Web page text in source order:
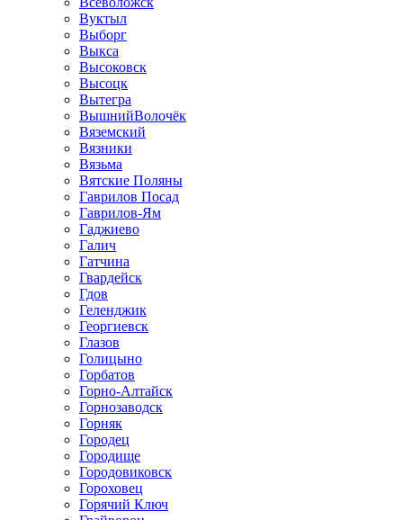
Вуктыл
Выборг
Выкса
Высоковск
Высоцк
Вытегра
ВышнийВолочёк
Вяземский
Вязники
Вязьма
Вятские Поляны
Гаврилов Посад
Гаврилов-Ям
Гаджиево
Галич
Гатчина
Гвардейск
Гдов
Геленджик
Георгиевск
Глазов
Голицыно
Горбатов
Горно-Алтайск
Горнозаводск
Горняк
Городец
Городище
Городовиковск
Гороховец
Горячий Ключ